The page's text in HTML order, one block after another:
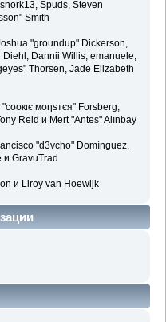
Spuds, Steven
Smith
"groundup" Dickerson,
Dannii Willis, emanuele,
Thorsen, Jade Elizabeth
мσηѕтєя" Forsberg,
Reid и Mert "Antes" Alınbay
"d3vcho" Domínguez,
и GravuTrad
и Liroy van Hoewijk